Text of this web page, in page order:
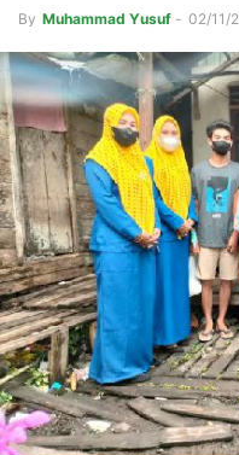
By Muhammad Yusuf - 02/11/